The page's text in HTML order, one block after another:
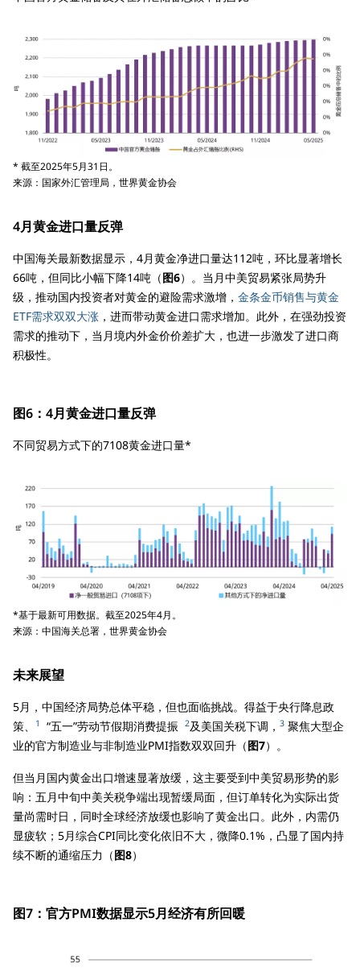
* 截至2025年5月31日。
来源：国家外汇管理局，世界黄金协会
4月黄金进口量反弹
中国海关最新数据显示，4月黄金净进口量达112吨，环比显著增长
66吨，但同比小幅下降14吨（图6）。当月中美贸易紧张局势升
级，推动国内投资者对黄金的避险需求激增， 金条金币销售与黄金
ETF需求双双大涨 ，进而带动黄金进口需求增加。此外，在强劲投资
需求的推动下，当月境内外金价价差扩大，也进一步激发了进口商
积极性。
图6：4月黄金进口量反弹
不同贸易方式下的7108黄金进口量*
*基于最新可用数据。截至2025年4月。
来源：中国海关总署，世界黄金协会
未来展望
5月，中国经济局势总体平稳，但也面临挑战。得益于央行降息政
策、
1 “五一”劳动节假期消费提振 2及美国关税下调， 3 聚焦大型企
业的官方制造业与非制造业PMI指数双双回升（图7）。
但当月国内黄金出口增速显著放缓，这主要受到中美贸易形势的影
响：五月中旬中美关税争端出现暂缓局面，但订单转化为实际出货
量尚需时日，同时全球经济放缓也影响了黄金出口。此外，内需仍
显疲软；5月综合CPI同比变化依旧不大，微降0.1%，凸显了国内持
续不断的通缩压力（图8）
图7：官方PMI数据显示5月经济有所回暖